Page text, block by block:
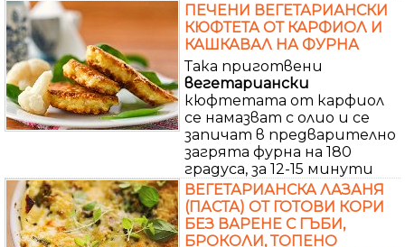
ПЕЧЕНИ ВЕГЕТАРИАНСКИ
КЮФТЕТА ОТ КАРФИОЛ И
КАШКАВАЛ НА ФУРНА
Така приготвени
вегетариански
кюфтетата от карфиол
се намазват с олио и се
запичат в предварително
загрята фурна на 180
градуса, за 12-15 минути
ВЕГЕТАРИАНСКА ЛАЗАНЯ
(ПАСТА) ОТ ГОТОВИ КОРИ
БЕЗ ВАРЕНЕ С ГЪБИ,
БРОКОЛИ, ТОПЕНО